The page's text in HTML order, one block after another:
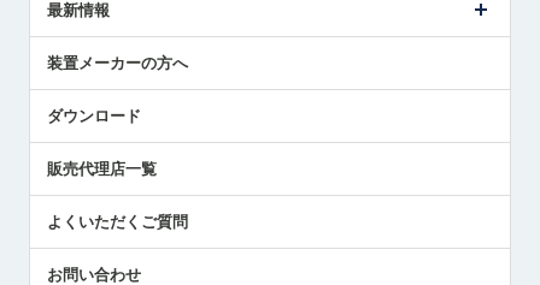
受賞履歴
採用情報
国/地域/言語
ツールセッタ製品
エアマイクロセンサ製品
最新情報
メトロールの技術
社員ブログ
中小企業のBCP地震対策
センサのテクニカルガイド
社長ブログ
装置メーカーの方へ
ダウンロード
販売代理店一覧
よくいただくご質問
お問い合わせ